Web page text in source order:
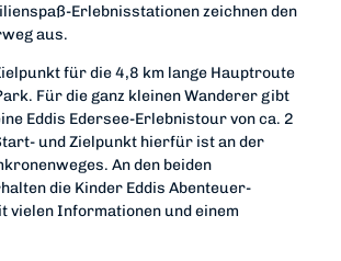
Erlebnisstationen zeichnen den
aus.
für die 4,8 km lange Hauptroute
Für die ganz kleinen Wanderer gibt
Eddis Edersee-Erlebnistour von ca. 2
und Zielpunkt hierfür ist an der
An den beiden
die Kinder Eddis Abenteuer-
vielen Informationen und einem